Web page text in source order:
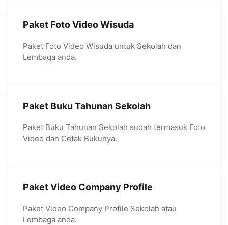
Paket Foto Video Wisuda
Paket Foto Video Wisuda untuk Sekolah dan
Lembaga anda.
Paket Buku Tahunan Sekolah
Paket Buku Tahunan Sekolah sudah termasuk Foto
Video dan Cetak Bukunya.
Paket Video Company Profile
Paket Video Company Profile Sekolah atau
Lembaga anda.